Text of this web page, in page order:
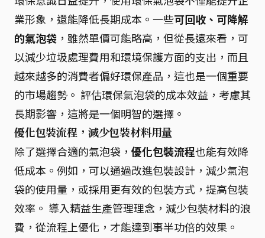
業形象，還能降低長期成本。一些可回收、可降解
的氣泡袋 ，雖然單價可能略高，但從長遠來看，可
以減少垃圾處理費用和環境保護方面的支出，而且
越來越多的消費者偏好環保產品，這也是一個重要
的市場趨勢。 評估環保氣泡袋的成本效益，考慮其
長期影響，這將是一個明智的選擇。
優化包裝流程，減少包裝材料用量
除了選擇合適的氣泡袋， 優化包裝流程也能有效降
低成本。例如，可以通過改進包裝設計，減少氣泡
袋的使用量，或採用更有效的包裝方式，提高包裝
效率。 導入精益生產管理理念，減少包裝材料的浪
費，從流程上優化，才能達到事半功倍的效果。